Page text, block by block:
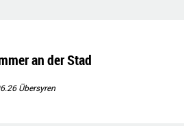
an der Stad
Übersyren